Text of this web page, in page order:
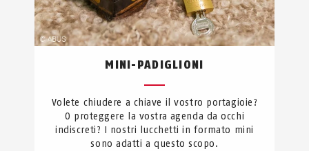
MINI-PADIGLIONI
Volete chiudere a chiave il vostro portagioie?
O proteggere la vostra agenda da occhi
indiscreti? I nostri lucchetti in formato mini
sono adatti a questo scopo.